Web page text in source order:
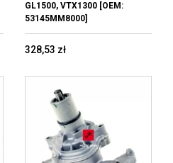
GL1500, VTX1300 [OEM:
53145MM8000]
328,53 zł